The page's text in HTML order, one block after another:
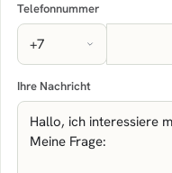
Telefonnummer
Ihre Nachricht